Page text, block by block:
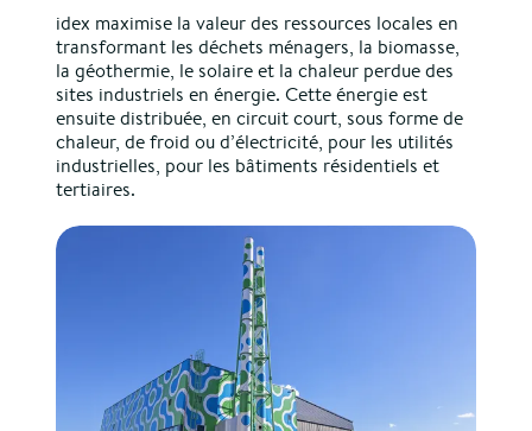
idex maximise la valeur des ressources locales en
transformant les déchets ménagers, la biomasse,
la géothermie, le solaire et la chaleur perdue des
sites industriels en énergie. Cette énergie est
ensuite distribuée, en circuit court, sous forme de
chaleur, de froid ou d’électricité, pour les utilités
industrielles, pour les bâtiments résidentiels et
tertiaires.